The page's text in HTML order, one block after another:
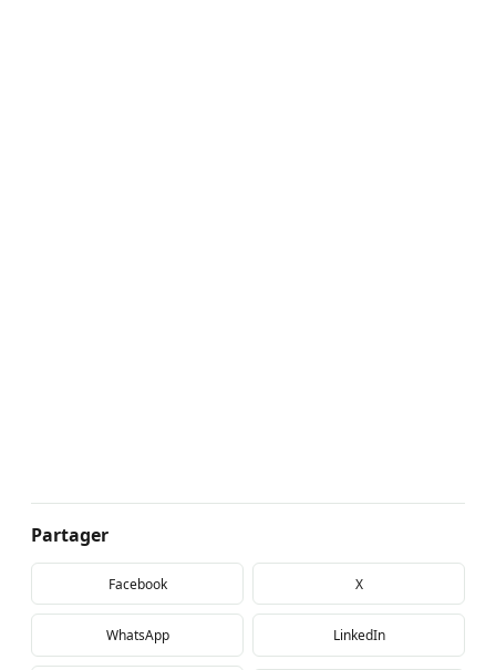
Partager
Facebook X
WhatsApp LinkedIn